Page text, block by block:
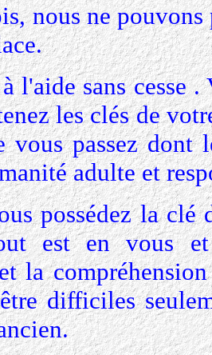
nous ne pouvons
l'aide sans cesse
les clés de
vous passez
adulte et
possédez la clé
est en vous
la
difficiles